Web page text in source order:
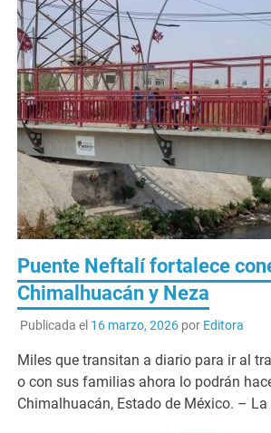
Puente Neftalí fortalece
Chimalhuacán y Neza
Publicada el 16 marzo, 2026por Editora
Miles que transitan a diario para ir al
o con sus familias ahora lo podrán
Chimalhuacán, Estado de México. –